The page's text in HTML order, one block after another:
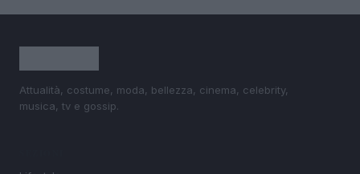
Attualità, costume, moda, bellezza, cinema, celebrity,
musica, tv e gossip.